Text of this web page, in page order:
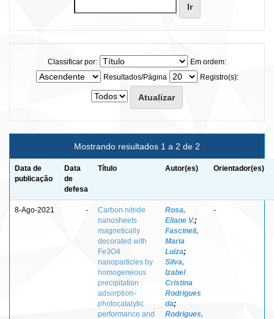
Classificar por:
Em ordem:
Resultados/Página
Registro(s):
Mostrando resultados 1 a 2 de 2
Data de
publicação
Data
de
defesa
Título Autor(es) Orientador(es)
8-Ago-2021 -
Carbon nitride
nanosheets
magnetically
decorated with
Fe3O4
nanoparticles by
homogeneous
precipitation :
adsorption-
photocatalytic
performance and
Rosa,
Eliane V.;
Fascineli,
Maria
Luiza;
Silva,
Izabel
Cristina
Rodrigues
da;
Rodrigues,
-